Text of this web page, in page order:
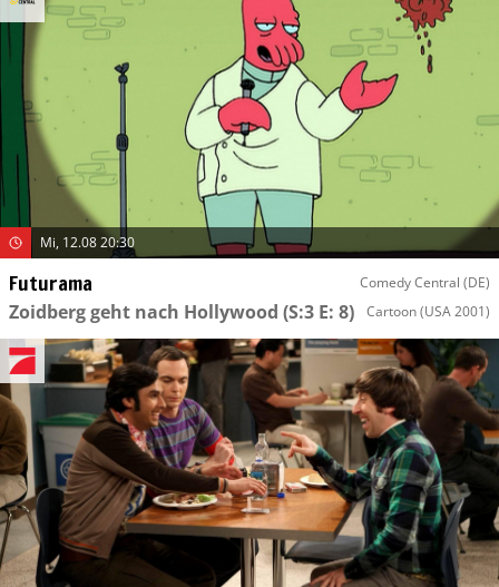
Mi, 12.08 20:30
Futurama Comedy Central (DE)
Zoidberg geht nach Hollywood (S:3 E: 8) Cartoon(USA 2001)